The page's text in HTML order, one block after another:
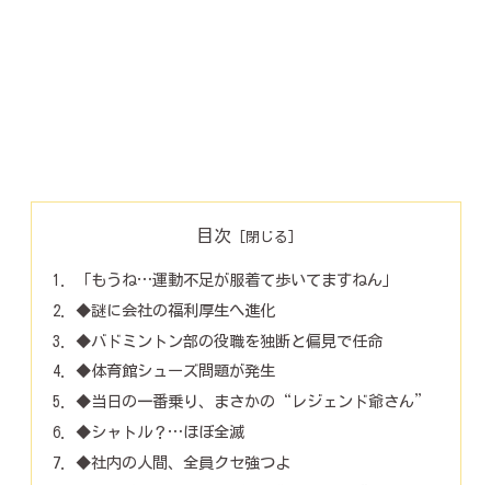
目次
「もうね…運動不足が服着て歩いてますねん」
◆謎に会社の福利厚生へ進化
◆バドミントン部の役職を独断と偏見で任命
◆体育館シューズ問題が発生
◆当日の一番乗り、まさかの“レジェンド爺さん”
◆シャトル？…ほぼ全滅
◆社内の人間、全員クセ強つよ